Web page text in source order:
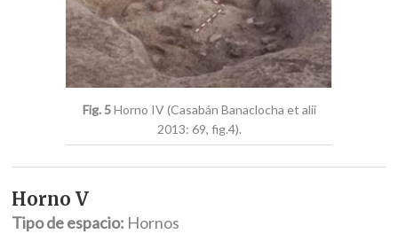
Fig. 5Horno IV (Casabán Banaclocha et alii
2013: 69, fig.4).
Horno V
Tipo de espacio: Hornos